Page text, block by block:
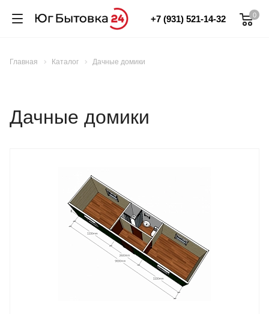
0
+7 (931) 521-14-32
Главная Каталог Дачные домики
Дачные домики